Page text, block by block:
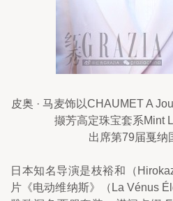
皮奥 · 马麦饰以CHAUMET A
撷芳高定珠宝套系Mint
出席第79届戛纳
日本知名导演是枝裕和（
片《电动维纳斯》（La Vénus